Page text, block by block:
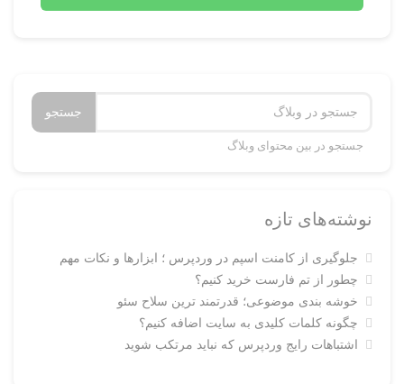
جستجو
جستجو در بین محتوای وبلاگ
نوشته‌های تازه
جلوگیری از کامنت اسپم در وردپرس ؛ ابزارها و نکات مهم
چطور از تم فارست خرید کنیم؟
خوشه بندی موضوعی؛ قدرتمند ترین سلاح سئو
چگونه کلمات کلیدی به سایت اضافه کنیم؟
اشتباهات رایج وردپرس که نباید مرتکب شوید